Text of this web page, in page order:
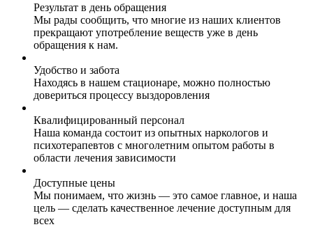
Результат в день обращения
Мы рады сообщить, что многие из наших клиентов
прекращают употребление веществ уже в день
обращения к нам.
Удобство и забота
Находясь в нашем стационаре, можно полностью
довериться процессу выздоровления
Квалифицированный персонал
Наша команда состоит из опытных наркологов и
психотерапевтов с многолетним опытом работы в
области лечения зависимости
Доступные цены
Мы понимаем, что жизнь — это самое главное, и наша
цель — сделать качественное лечение доступным для
всех